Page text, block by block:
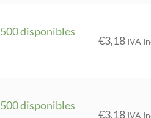
500 disponibles
€3,18 IVA
500 disponibles
€3,18 IVA